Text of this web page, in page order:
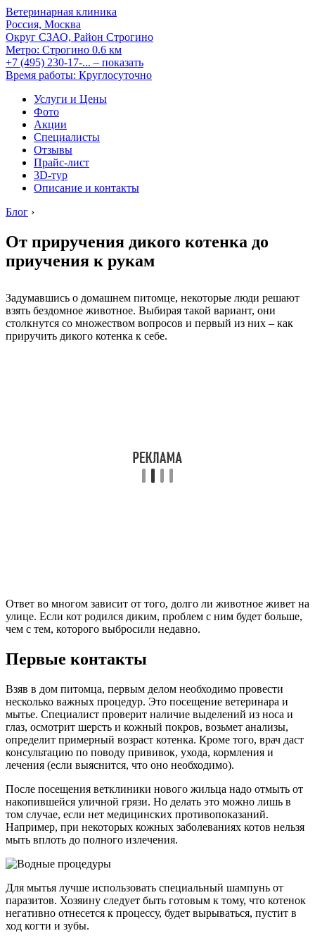
Ветеринарная клиника
Россия, Москва
Округ СЗАО, Район Строгино
Метро: Строгино 0.6 км
+7 (495) 230-17-... – показать
Время работы: Круглосуточно
Услуги и Цены
Фото
Акции
Специалисты
Отзывы
Прайс-лист
3D-тур
Описание и контакты
Блог ›
От приручения дикого котенка до
приучения к рукам
Задумавшись о домашнем питомце, некоторые люди решают
взять бездомное животное. Выбирая такой вариант, они
столкнутся со множеством вопросов и первый из них – как
приручить дикого котенка к себе.
Ответ во многом зависит от того, долго ли животное живет на
улице. Если кот родился диким, проблем с ним будет больше,
чем с тем, которого выбросили недавно.
Первые контакты
Взяв в дом питомца, первым делом необходимо провести
несколько важных процедур. Это посещение ветеринара и
мытье. Специалист проверит наличие выделений из носа и
глаз, осмотрит шерсть и кожный покров, возьмет анализы,
определит примерный возраст котенка. Кроме того, врач даст
консультацию по поводу прививок, ухода, кормления и
лечения (если выяснится, что оно необходимо).
После посещения ветклиники нового жильца надо отмыть от
накопившейся уличной грязи. Но делать это можно лишь в
том случае, если нет медицинских противопоказаний.
Например, при некоторых кожных заболеваниях котов нельзя
мыть вплоть до полного излечения.
Для мытья лучше использовать специальный шампунь от
паразитов. Хозяину следует быть готовым к тому, что котенок
негативно отнесется к процессу, будет вырываться, пустит в
ход когти и зубы.